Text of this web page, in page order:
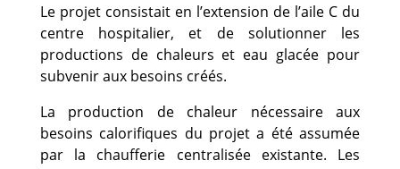
Le projet consistait en l’extension de l’aile C du
centre hospitalier, et de solutionner les
productions de chaleurs et eau glacée pour
subvenir aux besoins créés.
La production de chaleur nécessaire aux
besoins calorifiques du projet a été assumée
par la chaufferie centralisée existante. Les